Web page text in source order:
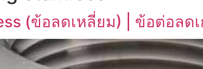
(ข้อลดเหลี่ยม) | ข้อต่อลด